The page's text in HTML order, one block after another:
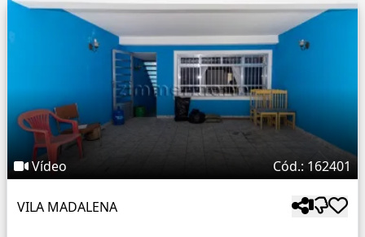
Vídeo Cód.: 162401
VILA MADALENA